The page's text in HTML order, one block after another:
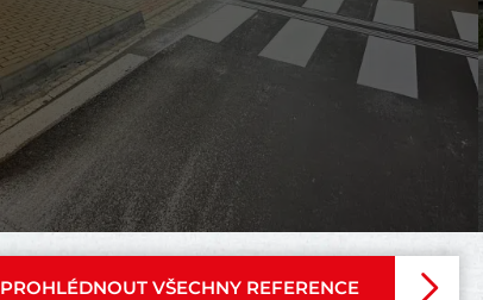
PROHLÉDNOUT VŠECHNY REFERENCE